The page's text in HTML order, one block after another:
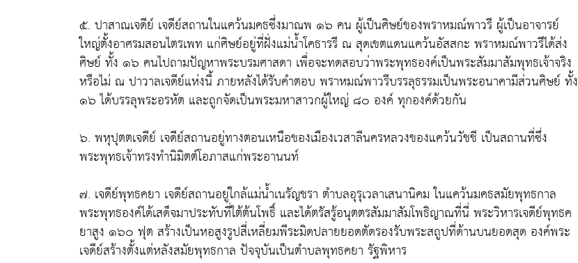
๕. ปาสาณเจดีย์ เจดีย์สถานในแคว้นมคธซึ่งมาณพ ๑๖ คน ผู้เป็นศิษย์ของพราหมณ์พาวรี ผู้เป็นอาจารย์
ใหญ่ตั้งอาศรมสอนไตรเพท แก่ศิษย์อยู่ที่ฝั่งแม่น้ำโคธารรี ณ สุดเขตแดนแคว้นอัสสกะ พราหมณ์พาวรีได้ส่ง
ศิษย์ ทั้ง ๑๖ คนไปถามปัญหาพระบรมศาสดา เพื่อจะทดสอบว่าพระพุทธองค์เป็นพระสัมมาสัมพุทธเจ้าจริง
หรือไม่ ณ ปาวาลเจดีย์แห่งนี้ ภายหลังได้รับคำตอบ พราหมณ์พาวรีบรรลุธรรมเป็นพระอนาคามีส่วนศิษย์ ทั้ง
๑๖ ได้บรรลุพระอรหัต และถูกจัดเป็นพระมหาสาวกผู้ใหญ่ ๘๐ องค์ ทุกองค์ด้วยกัน
๖. พหุปุตตเจดีย์ เจดีย์สถานอยู่ทางตอนเหนือของเมืองเวสาลีนครหลวงของแคว้นวัชชี เป็นสถานที่ซึ่ง
พระพุทธเจ้าทรงทำนิมิตต์โอภาสแก่พระอานนท์
๗. เจดีย์พุทธคยา เจดีย์สถานอยู่ใกล้แม่น้ำเนรัญชรา ตำบลอุรุเวลาเสนานิคม ในแคว้นมคธสมัยพุทธกาล
พระพุทธองค์ได้เสด็จมาประทับที่ใต้ต้นโพธิ์ และได้ตรัสรู้อนุตตรสัมมาสัมโพธิญาณที่นี่ พระวิหารเจดีย์พุทธค
ยาสูง ๑๖๐ ฟุต สร้างเป็นหอสูงรูปสี่เหลี่ยมพีระมิดปลายยอดตัดรองรับพระสถูปที่ด้านบนยอดสุด องค์พระ
เจดีย์สร้างตั้งแต่หลังสมัยพุทธกาล ปัจจุบันเป็นตำบลพุทธคยา รัฐพิหาร